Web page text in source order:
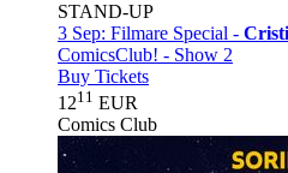
STAND-UP
3 Sep: Filmare Special -
ComicsClub! - Show 2
Buy Tickets
1211 EUR
Comics Club